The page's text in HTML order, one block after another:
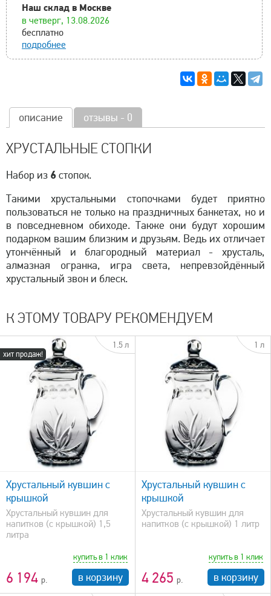
Наш склад в Москве
в четверг, 13.08.2026
бесплатно
подробнее
описание отзывы - 0
ХРУСТАЛЬНЫЕ СТОПКИ
Набор из 6 стопок.
Такими хрустальными стопочками будет приятно
пользоваться не только на праздничных банкетах, но и
в повседневном обиходе. Также они будут хорошим
подарком вашим близким и друзьям. Ведь их отличает
утончённый и благородный материал - хрусталь,
алмазная огранка, игра света, непревзойдённый
хрустальный звон и блеск.
К ЭТОМУ ТОВАРУ РЕКОМЕНДУЕМ
хит продаж!
1.5 л
Хрустальный кувшин с
крышкой
Хрустальный кувшин для
напитков (с крышкой) 1,5
литра
6 194
купить в 1 клик
в корзину
1 л
быстрый просмотр
Хрустальный кувшин с
крышкой
Хрустальный кувшин для
напитков (с крышкой) 1 литр
4 265
купить в 1 клик
в корзину